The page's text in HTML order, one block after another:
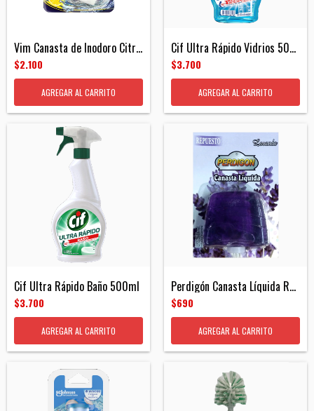
Vim Canasta de Inodoro Citrus
$2.100
Cif Ultra Rápido Vidrios 500ml
$3.700
Cif Ultra Rápido Baño 500ml
$3.700
AGREGAR AL CARRITO
Perdigón Canasta Líquida Repuesto
$690
AGREGAR AL CARRITO